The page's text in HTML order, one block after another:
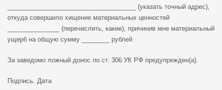
_____________________________________ (указать точный адрес),
откуда совершило хищение материальных ценностей
_______________ (перечислить, какие), причинив мне материальный
ущерб на общую сумму ________ рублей.
За заведомо ложный донос по ст. 306 УК РФ предупрежден(а).
Подпись. Дата